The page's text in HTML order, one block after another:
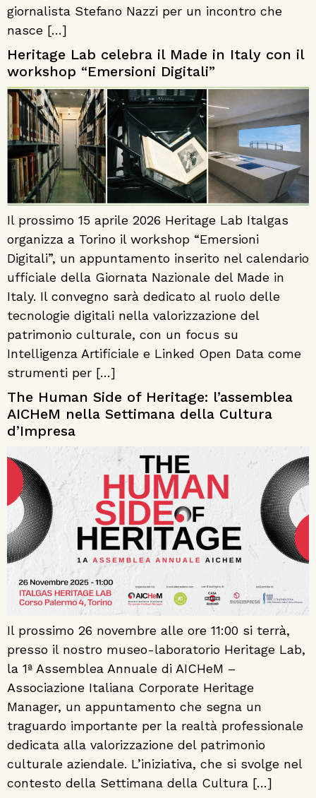
giornalista Stefano Nazzi per un incontro che
nasce […]
Heritage Lab celebra il Made in Italy con il
workshop “Emersioni Digitali”
Il prossimo 15 aprile 2026 Heritage Lab Italgas
organizza a Torino il workshop “Emersioni
Digitali”, un appuntamento inserito nel calendario
ufficiale della Giornata Nazionale del Made in
Italy. Il convegno sarà dedicato al ruolo delle
tecnologie digitali nella valorizzazione del
patrimonio culturale, con un focus su
Intelligenza Artificiale e Linked Open Data come
strumenti per […]
The Human Side of Heritage: l’assemblea
AICHeM nella Settimana della Cultura
d’Impresa
Il prossimo 26 novembre alle ore 11:00 si terrà,
presso il nostro museo-laboratorio Heritage Lab,
la 1ª Assemblea Annuale di AICHeM –
Associazione Italiana Corporate Heritage
Manager, un appuntamento che segna un
traguardo importante per la realtà professionale
dedicata alla valorizzazione del patrimonio
culturale aziendale. L’iniziativa, che si svolge nel
contesto della Settimana della Cultura […]